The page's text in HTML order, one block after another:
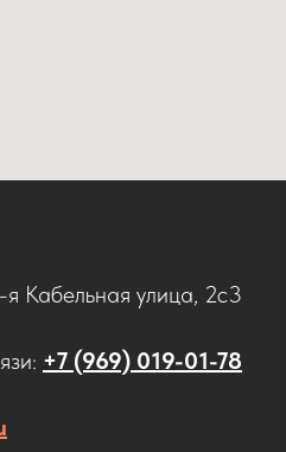
Кабельная улица, 2с3
+7 (969) 019-01-78